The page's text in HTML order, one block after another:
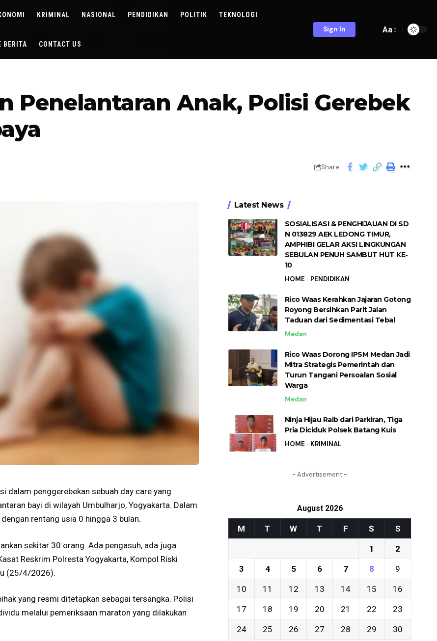
KRIMINAL NASIONAL PENDIDIKAN POLITIK TEKNOLOGI
BERITA CONTACT US
Sign In Aa
Penelantaran Anak, Polisi Gerebek
Share
dalam penggerebekan sebuah day care yang
bayi di wilayah Umbulharjo, Yogyakarta. Dalam
rentang usia 0 hingga 3 bulan.
sekitar 30 orang. Ada pengasuh, ada juga
Reskrim Polresta Yogyakarta, Kompol Riski
(25/4/2026).
yang resmi ditetapkan sebagai tersangka. Polisi
melalui pemeriksaan maraton yang dilakukan
Latest News
SOSIALISASI & PENGHIJAUAN DI SD
N 013829 AEK LEDONG TIMUR,
AMPHIBI GELAR AKSI LINGKUNGAN
SEBULAN PENUH SAMBUT HUT KE-
10
HOME PENDIDIKAN
Rico Waas Kerahkan Jajaran Gotong
Royong Bersihkan Parit Jalan
Taduan dari Sedimentasi Tebal
Medan
Rico Waas Dorong IPSM Medan Jadi
Mitra Strategis Pemerintah dan
Turun Tangani Persoalan Sosial
Warga
Medan
Ninja Hijau Raib dari Parkiran, Tiga
Pria Diciduk Polsek Batang Kuis
HOME KRIMINAL
- Advertisement -
August 2026
M T W T F S S
1 2
3 4 5 6 7 8 9
10 11 12 13 14 15 16
17 18 19 20 21 22 23
24 25 26 27 28 29 30